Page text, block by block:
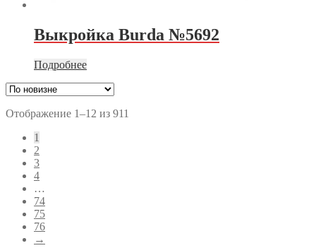
Выкройка Burda №5692
Подробнее
Отображение 1–12 из 911
1
2
3
4
…
74
75
76
→